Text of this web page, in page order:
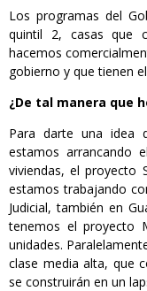
Los programas del
quintil 2, casas que
hacemos
gobierno y que tienen
¿De tal manera que
Para darte una idea
estamos arrancando
viviendas, el proyecto
estamos trabajando
Judicial, también en
tenemos el proyecto
unidades.
clase media alta, que
se construirán en un